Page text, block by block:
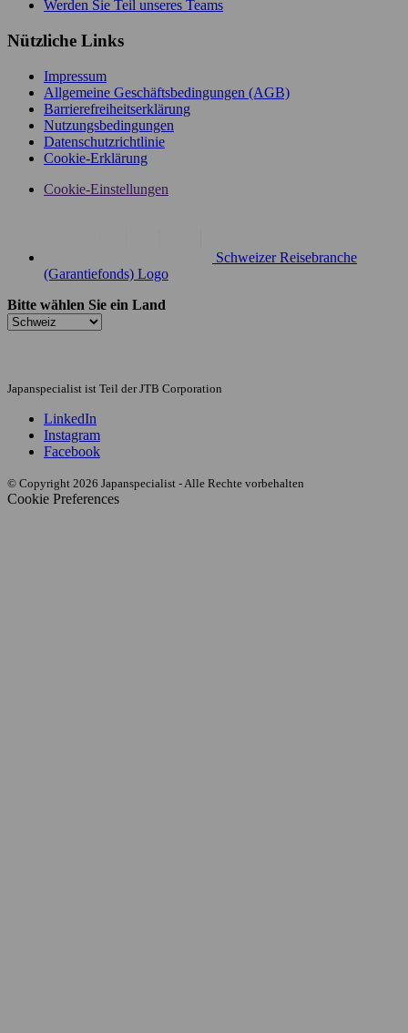
Werden Sie Teil unseres Teams
Nützliche Links
Impressum
Allgemeine Geschäftsbedingungen (AGB)
Barrierefreiheitserklärung
Nutzungsbedingungen
Datenschutzrichtlinie
Cookie-Erklärung
Cookie-Einstellungen
Schweizer Reisebranche
(Garantiefonds) Logo
Bitte wählen Sie ein Land
Japanspecialist ist Teil der JTB Corporation
LinkedIn
Instagram
Facebook
© Copyright 2026 Japanspecialist - Alle Rechte vorbehalten
Cookie Preferences